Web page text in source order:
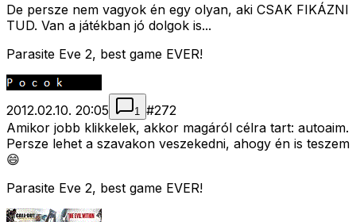
De persze nem vagyok én egy olyan, aki CSAK FIKÁZNI
TUD. Van a játékban jó dolgok is...
Parasite Eve 2, best game EVER!
2012.02.10. 20:05 1 #272
Amikor jobb klikkelek, akkor magáról célra tart: autoaim.
Persze lehet a szavakon veszekedni, ahogy én is teszem
😄
Parasite Eve 2, best game EVER!